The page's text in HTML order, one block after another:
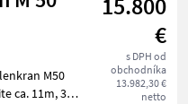
€
s DPH od
obchodníka
13.982,30 €
netto
M50
ca. 11m, 3